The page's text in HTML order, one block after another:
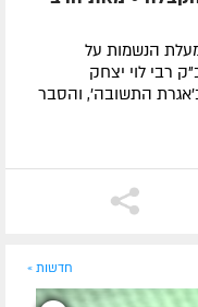
הנשמות על
רבי לוי יצחק
התשובה', והסבר
חדשות »